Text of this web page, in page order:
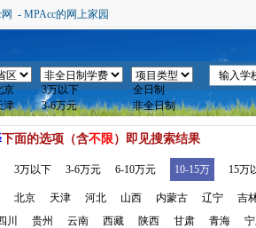
- MPAcc的网上家园
下面的选项（含不限）即见搜索结果
3万以下 3-6万元 6-10万元 10-15万 15万
北京 天津 河北 山西 内蒙古 辽宁
吉
川 贵州 云南 西藏 陕西 甘肃 青海